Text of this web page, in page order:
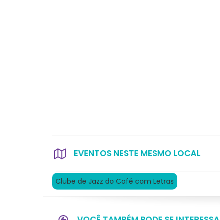
EVENTOS NESTE MESMO LOCAL
Clube de Jazz do Café com Letras